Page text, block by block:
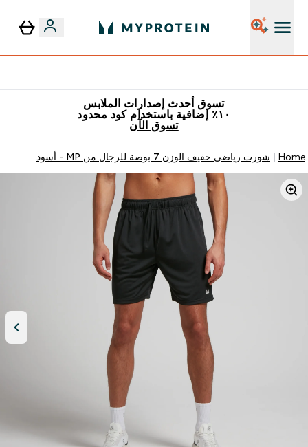
تسوق أحدث إصدارات الملابس
١٠٪ إضافية باستخدام كود محدود
تسوق الآن
Home شورت رياضي خفيف الوزن 7 بوصة للرجال من MP - أسود